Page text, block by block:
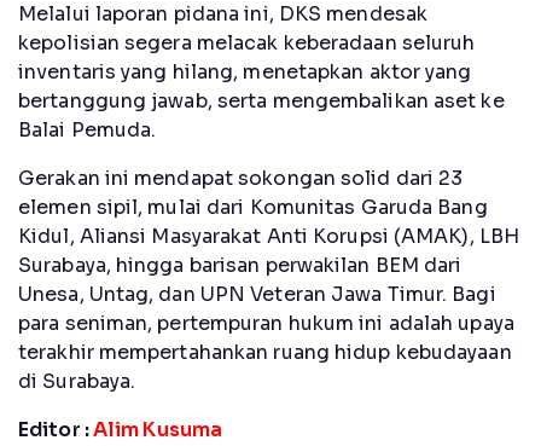
Melalui laporan pidana ini, DKS mendesak
kepolisian segera melacak keberadaan seluruh
inventaris yang hilang, menetapkan aktor yang
bertanggung jawab, serta mengembalikan aset ke
Balai Pemuda.
Gerakan ini mendapat sokongan solid dari 23
elemen sipil, mulai dari Komunitas Garuda Bang
Kidul, Aliansi Masyarakat Anti Korupsi (AMAK), LBH
Surabaya, hingga barisan perwakilan BEM dari
Unesa, Untag, dan UPN Veteran Jawa Timur. Bagi
para seniman, pertempuran hukum ini adalah upaya
terakhir mempertahankan ruang hidup kebudayaan
di Surabaya.
Editor :Alim Kusuma